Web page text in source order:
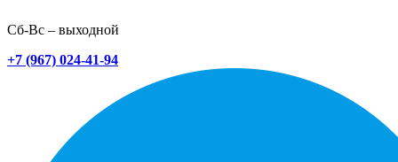
Сб-Вс – выходной
+7 (967) 024-41-94